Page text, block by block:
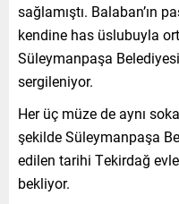
sağlamıştı. Balaban’ın
kendine has üslubuyla
Süleymanpaşa
sergileniyor.
Her üç müze de aynı
şekilde Süleymanpaşa
edilen tarihi Tekirdağ
bekliyor.